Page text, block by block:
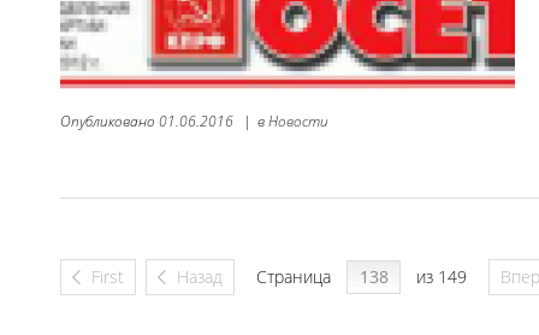
Опубликовано 01.06.2016 | вНовости
First Назад Страница из 149